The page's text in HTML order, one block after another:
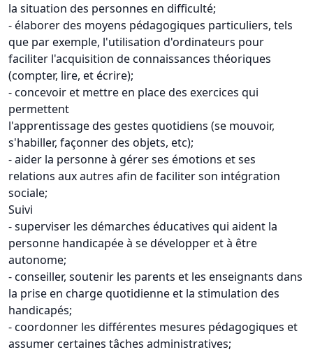
la situation des personnes en difficulté;
- élaborer des moyens pédagogiques particuliers, tels
que par exemple, l'utilisation d'ordinateurs pour
faciliter l'acquisition de connaissances théoriques
(compter, lire, et écrire);
- concevoir et mettre en place des exercices qui
permettent
l'apprentissage des gestes quotidiens (se mouvoir,
s'habiller, façonner des objets, etc);
- aider la personne à gérer ses émotions et ses
relations aux autres afin de faciliter son intégration
sociale;
Suivi
- superviser les démarches éducatives qui aident la
personne handicapée à se développer et à être
autonome;
- conseiller, soutenir les parents et les enseignants dans
la prise en charge quotidienne et la stimulation des
handicapés;
- coordonner les différentes mesures pédagogiques et
assumer certaines tâches administratives;